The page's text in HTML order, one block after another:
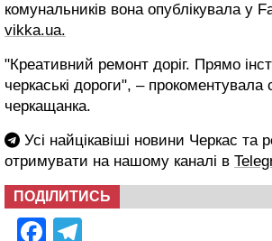
комунальників вона опублікувала у
vikka.ua.
"Креативний ремонт доріг. Прямо
черкаські дороги", –
черкащанка.
Усі найцікавіші новини Черкас та
отримувати на нашому каналі в
ПОДІЛИТИСЬ
Facebook